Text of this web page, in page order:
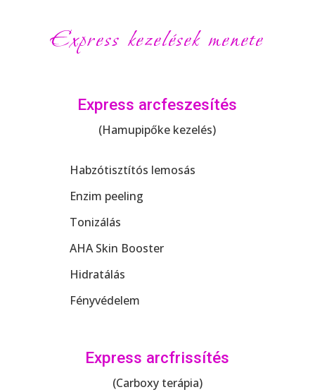
Express kezelések menete
Express arcfeszesítés
(Hamupipőke kezelés)
Habzótisztítós lemosás
Enzim peeling
Tonizálás
AHA Skin Booster
Hidratálás
Fényvédelem
Express arcfrissítés
(Carboxy terápia)